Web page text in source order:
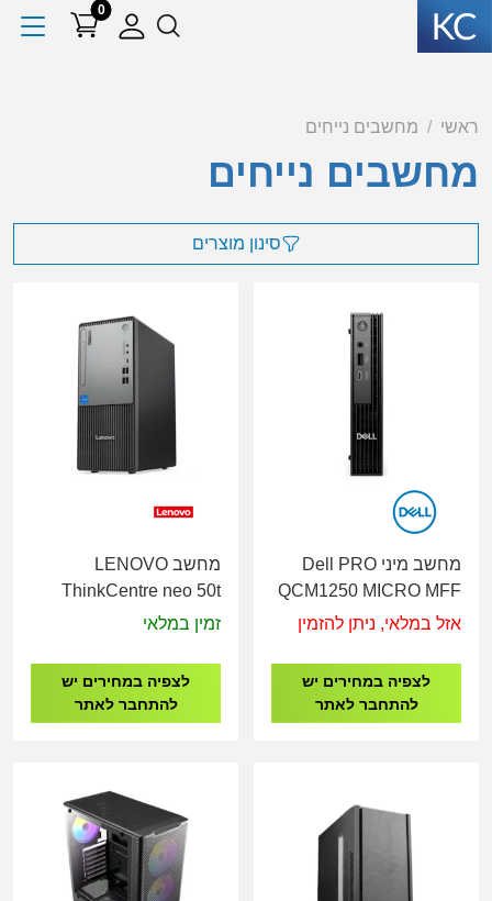
0
ראשי מחשבים נייחים
מחשבים נייחים
סינון מוצרים
מחשב מיני Dell PRO
QCM1250 MICRO MFF
ULTRA 5-
QCM1250-6552
אזל במלאי, ניתן להזמין
לצפיה במחירים יש
להתחבר לאתר
מחשב LENOVO
ThinkCentre neo 50t
Gen 5 i5-
12UD00C8IV
זמין במלאי
לצפיה במחירים יש
להתחבר לאתר